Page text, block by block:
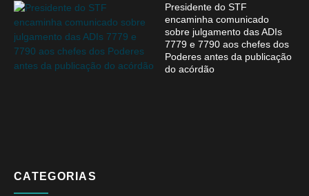
Presidente do STF
encaminha comunicado
sobre julgamento das ADIs
7779 e 7790 aos chefes dos
Poderes antes da publicação
do acórdão
CATEGORIAS